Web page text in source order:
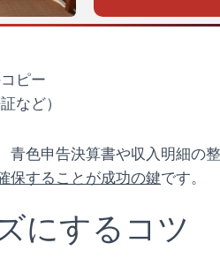
ピー
など）
青色申告決算書や収入明細の
保することが成功の鍵です。
にするコツ